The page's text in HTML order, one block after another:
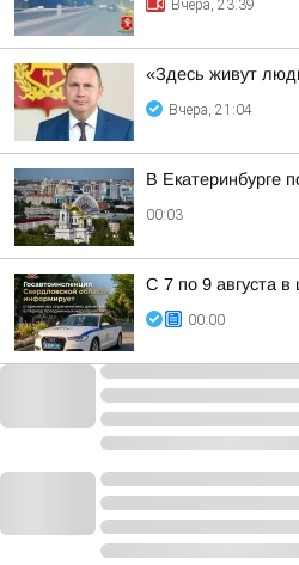
Вчера, 23:39
«Здесь живут
Вчера, 21:04
В Екатеринбурге
00:03
С 7 по 9 августа в
00:00